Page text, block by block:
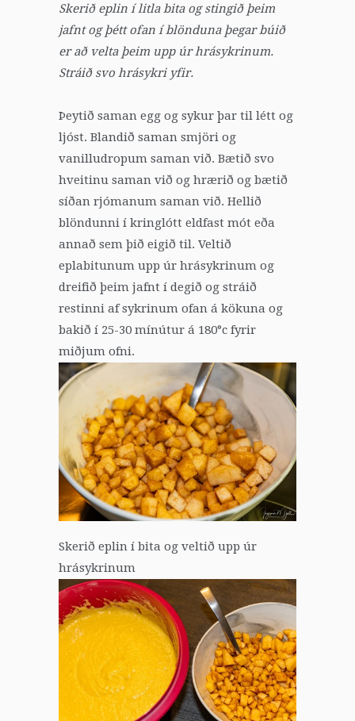
Skerið eplin í litla bita og stingið þeim
jafnt og þétt ofan í blönduna þegar búið
er að velta þeim upp úr hrásykrinum.
Stráið svo hrásykri yfir.
Þeytið saman egg og sykur þar til létt og
ljóst. Blandið saman smjöri og
vanilludropum saman við. Bætið svo
hveitinu saman við og hrærið og bætið
síðan rjómanum saman við. Hellið
blöndunni í kringlótt eldfast mót eða
annað sem þið eigið til. Veltið
eplabitunum upp úr hrásykrinum og
dreifið þeim jafnt í degið og stráið
restinni af sykrinum ofan á kökuna og
bakið í 25-30 mínútur á 180°c fyrir
miðjum ofni.
Skerið eplin í bita og veltið upp úr
hrásykrinum